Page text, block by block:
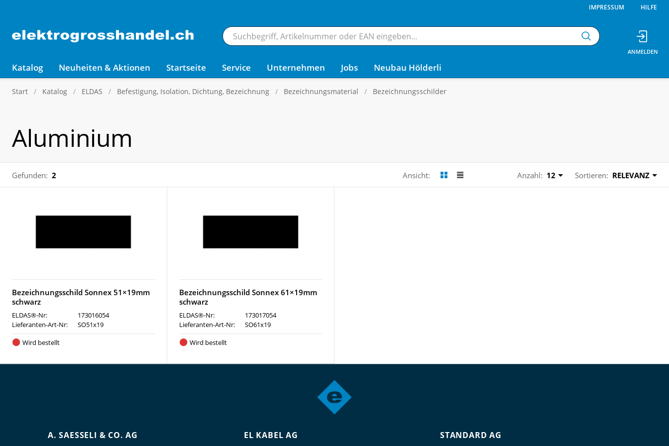
IMPRESSUM HILFE
Katalog Neuheiten & Aktionen Startseite Service Unternehmen Jobs Neubau Hölderli
Start Katalog ELDAS Befestigung, Isolation, Dichtung, Bezeichnung Bezeichnungsmaterial Bezeichnungsschilder
Aluminium
Gefunden: 2 Ansicht: Anzahl: 12 Sortieren: RELEVANZ
Bezeichnungsschild Sonnex 51×19mm
schwarz
ELDAS®-Nr:
173016054
Lieferanten-Art-Nr:
SO51x19
Wird bestellt
Bezeichnungsschild Sonnex 61×19mm
schwarz
ELDAS®-Nr:
173017054
Lieferanten-Art-Nr:
SO61x19
Wird bestellt
A. SAESSELI & CO. AG EL KABEL AG STANDARD AG